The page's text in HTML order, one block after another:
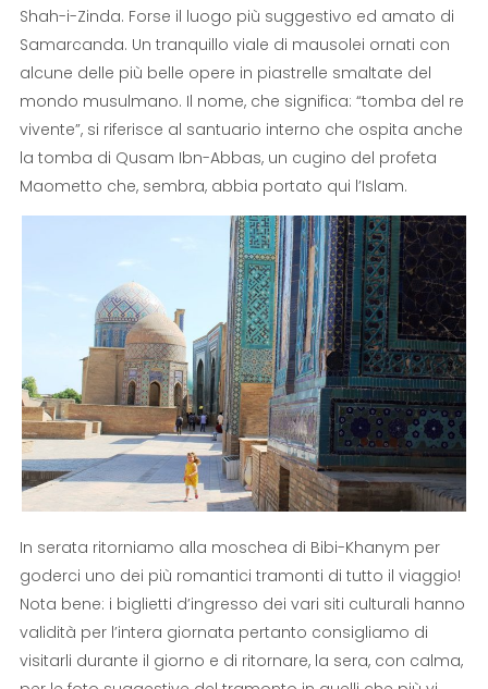
Shah-i-Zinda. Forse il luogo più suggestivo ed amato di
Samarcanda. Un tranquillo viale di mausolei ornati con
alcune delle più belle opere in piastrelle smaltate del
mondo musulmano. Il nome, che significa: “tomba del re
vivente”, si riferisce al santuario interno che ospita anche
la tomba di Qusam Ibn-Abbas, un cugino del profeta
Maometto che, sembra, abbia portato qui l’Islam.
In serata ritorniamo alla moschea di Bibi-Khanym per
goderci uno dei più romantici tramonti di tutto il viaggio!
Nota bene: i biglietti d’ingresso dei vari siti culturali hanno
validità per l’intera giornata pertanto consigliamo di
visitarli durante il giorno e di ritornare, la sera, con calma,